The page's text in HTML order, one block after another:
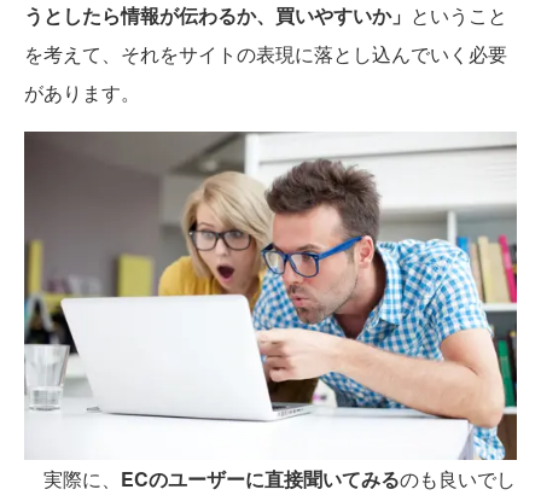
うとしたら情報が伝わるか、買いやすいか」 ということ
を考えて、それをサイトの表現に落とし込んでいく必要
があります。
実際に、 ECのユーザーに直接聞いてみるのも良いでし